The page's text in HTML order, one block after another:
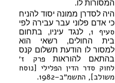
המסורות לו.
היה לסדרן ממונה יסוד להניח
כי אדם פלוני עבר עבירה לפי
סעיף 1
, לנגד עיניו, בתחום
בית החולים, רשאי הוא
למסור לו הודעת תשלום קנס
בהתאם להוראות פרק ז׳
לחוק סדר הדין הפלילי [נוסח
משולב], התשמ״ב–1982
.